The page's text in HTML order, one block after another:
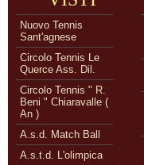
Nuovo Tennis
Sant'agnese
Circolo Tennis Le
Querce Ass. Dil.
Circolo Tennis " R.
Beni " Chiaravalle (
An )
A.s.d. Match Ball
A.s.t.d. L'olimpica